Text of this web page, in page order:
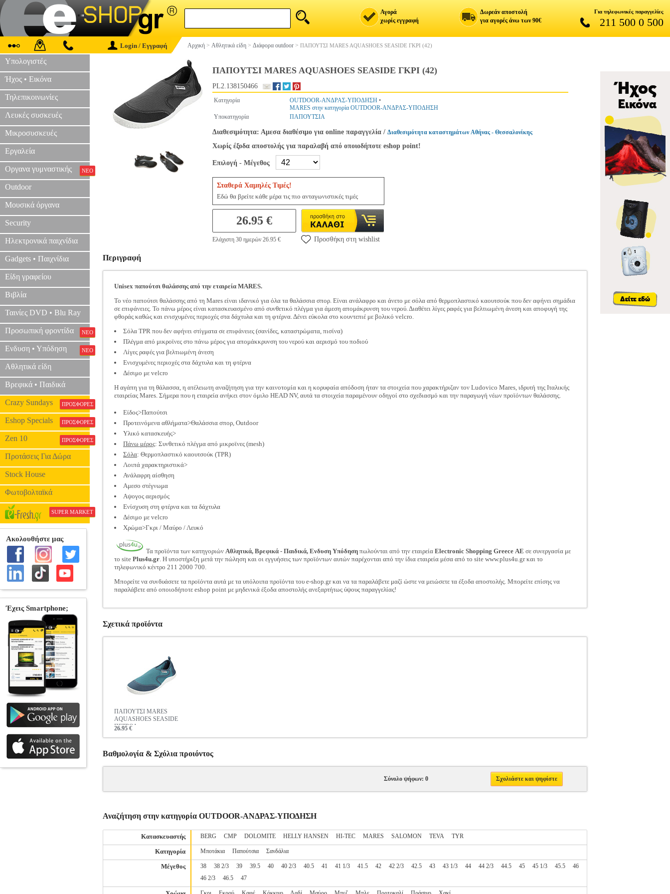
Αγορά
χωρίς εγγραφή
Δωρεάν αποστολή
για αγορές άνω των 90€
Για τηλεφωνικές παραγγελίες
211 500 0 500
Login / Εγγραφή Αρχική > Αθλητικά είδη > Διάφορα outdoor > ΠΑΠΟΥΤΣΙ MARES AQUASHOES SEASIDE ΓΚΡΙ (42)
Υπολογιστές
Ήχος • Εικόνα
Τηλεπικοινωνίες
Λευκές συσκευές
Μικροσυσκευές
Εργαλεία
Οργανα γυμναστικής ΝΕΟ
Outdoor
Μουσικά όργανα
Security
Ηλεκτρονικά παιχνίδια
Gadgets • Παιχνίδια
Είδη γραφείου
Βιβλία
Ταινίες DVD • Blu Ray
Προσωπική φροντίδα ΝΕΟ
Ενδυση • Υπόδηση ΝΕΟ
Αθλητικά είδη
Βρεφικά • Παιδικά
Crazy Sundays ΠΡΟΣΦΟΡΕΣ
Eshop Specials ΠΡΟΣΦΟΡΕΣ
Zen 10 ΠΡΟΣΦΟΡΕΣ
Προτάσεις Για Δώρα
Stock House
Φωτοβολταϊκά
SUPER MARKET
ΠΑΠΟΥΤΣΙ MARES AQUASHOES SEASIDE ΓΚΡΙ (42)
PL2.138150466
Κατηγορία OUTDOOR-ΑΝΔΡΑΣ-ΥΠΟΔΗΣΗ •
MARES στην κατηγορία OUTDOOR-ΑΝΔΡΑΣ-ΥΠΟΔΗΣΗ
Υποκατηγορία
ΠΑΠΟΥΤΣΙΑ
Διαθεσιμότητα: Αμεσα διαθέσιμο για online παραγγελία / Διαθεσιμότητα καταστημάτων Αθήνας - Θεσσαλονίκης
Χωρίς έξοδα αποστολής για παραλαβή από οποιοδήποτε eshop point!
Επιλογή - Μέγεθος
Σταθερά Χαμηλές Τιμές!
Εδώ θα βρείτε κάθε μέρα τις πιο ανταγωνιστικές τιμές
26.95 €
Ελάχιστη 30 ημερών 26.95 € Προσθήκη στη wishlist
Περιγραφή
Unisex παπούτσι θαλάσσης από την εταιρεία MARES.
Το νέο παπούτσι θαλάσσης από τη Mares είναι ιδανικό για όλα τα θαλάσσια σπορ. Είναι ανάλαφρο και άνετο με σόλα από θερμοπλαστικό καουτσούκ που δεν αφήνει σημάδια
σε επιφάνειες. Το πάνω μέρος είναι κατασκευασμένο από συνθετικό πλέγμα για άμεση απομάκρυνση του νερού. Διαθέτει λίγες ραφές για βελτιωμένη άνεση και αποφυγή της
φθοράς καθώς και ενισχυμένες περιοχές στα δάχτυλα και τη φτέρνα. Δένει εύκολα στο κουντεπιέ με βολικό velcro.
Σόλα TPR που δεν αφήνει στίγματα σε επιφάνειες (σανίδες, καταστρώματα, πισίνα)
Πλέγμα από μικροϊνες στο πάνω μέρος για απομάκκρυνση του νερού και αερισμό του ποδιού
Λίγες ραφές για βελτιωμένη άνεση
Ενισχυμένες περιοχές στα δάχτυλα και τη φτέρνα
Δέσιμο με velcro
Η αγάπη για τη θάλασσα, η ατέλειωτη αναζήτηση για την καινοτομία και η κορυφαία απόδοση ήταν τα στοιχεία που χαρακτήριζαν τον Ludovico Mares, ιδρυτή της Ιταλικής
εταιρείας Mares. Σήμερα που η εταιρεία ανήκει στον όμιλο HEAD NV, αυτά τα στοιχεία παραμένουν οδηγοί στo σχεδιασμό και την παραγωγή νέων προϊόντων θαλάσσης.
Είδος>Παπούτσι
Προτεινόμενα αθλήματα>Θαλάσσια σπορ, Outdoor
Υλικό κατασκευής>
Πάνω μέρος: Συνθετικό πλέγμα από μικροϊνες (mesh)
Σόλα: Θερμοπλαστικό καουτσούκ (TPR)
Λοιπά χαρακτηριστικά>
Ανάλαφρη αίσθηση
Αμεσο στέγνωμα
Αψογος αερισμός
Ενίσχυση στη φτέρνα και τα δάχτυλα
Δέσιμο με velcro
Χρώμα>Γκρι / Μαύρο / Λευκό
Τα προϊόντα των κατηγοριών Αθλητικά, Βρεφικά - Παιδικά, Ενδυση Υπόδηση πωλούνται από την εταιρεία Electronic Shopping Greece ΑΕ σε συνεργασία με
το site Plus4u.gr. Η υποστήριξη μετά την πώληση και οι εγγυήσεις των προϊόντων αυτών παρέχονται από την ίδια εταιρεία μέσα από το site www.plus4u.gr και το
τηλεφωνικό κέντρο 211 2000 700.
Μπορείτε να συνδυάσετε τα προϊόντα αυτά με τα υπόλοιπα προϊόντα του e-shop.gr και να τα παραλάβετε μαζί ώστε να μειώσετε τα έξοδα αποστολής. Μπορείτε επίσης να
παραλάβετε από οποιοδήποτε eshop point με μηδενικά έξοδα αποστολής ανεξαρτήτως ύψους παραγγελίας!
Σχετικά προϊόντα
ΠΑΠΟΥΤΣΙ MARES
AQUASHOES SEASIDE
ΠΕΤΡΟΛ
26.95 €
Βαθμολογία & Σχόλια προιόντος
Σύνολο ψήφων: 0 Σχολιάστε και ψηφίστε
Αναζήτηση στην κατηγορία OUTDOOR-ΑΝΔΡΑΣ-ΥΠΟΔΗΣΗ
Κατασκευαστής BERG CMP DOLOMITE HELLY HANSEN HI-TEC MARES SALOMON TEVA TYR
Κατηγορία Μποτάκια Παπούτσια Σανδάλια
Μέγεθος 38 38 2/3 39 39.5 40 40 2/3 40.5 41 41 1/3 41.5 42 42 2/3 42.5 43 43 1/3 44 44 2/3 44.5 45 45 1/3 45.5
46
46 2/3
46.5 47